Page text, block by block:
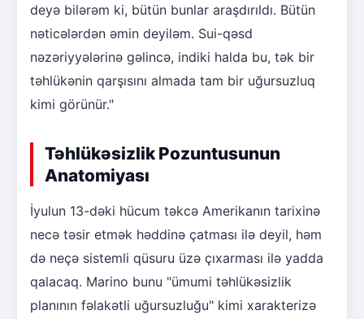
deyə bilərəm ki, bütün bunlar araşdırıldı. Bütün
nəticələrdən əmin deyiləm. Sui-qəsd
nəzəriyyələrinə gəlincə, indiki halda bu, tək bir
təhlükənin qarşısını almada tam bir uğursuzluq
kimi görünür."
Təhlükəsizlik Pozuntusunun
Anatomiyası
İyulun 13-dəki hücum təkcə Amerikanın tarixinə
necə təsir etmək həddinə çatması ilə deyil, həm
də neçə sistemli qüsuru üzə çıxarması ilə yadda
qalacaq. Marino bunu "ümumi təhlükəsizlik
planının fəlakətli uğursuzluğu" kimi xarakterizə